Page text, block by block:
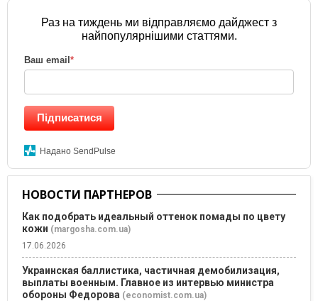
Раз на тиждень ми відправляємо дайджест з
найпопулярнішими статтями.
Ваш email*
Підписатися
Надано SendPulse
НОВОСТИ ПАРТНЕРОВ
Как подобрать идеальный оттенок помады по цвету
кожи (margosha.com.ua)
17.06.2026
Украинская баллистика, частичная демобилизация,
выплаты военным. Главное из интервью министра
обороны Федорова (economist.com.ua)